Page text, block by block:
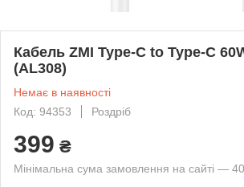
Кабель ZMI Type-C to Type-C
(AL308)
Немає в наявності
Код: 94353
Роздріб
399 ₴
Мінімальна сума замовлення на сайті —